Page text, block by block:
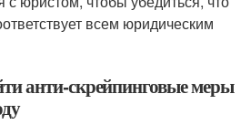
всем юридическим
анти-скрейпинговые меры